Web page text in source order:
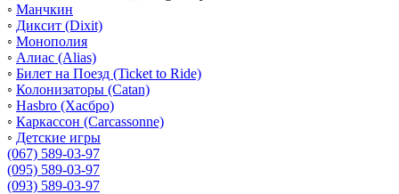
◦ Манчкин
◦ Диксит (Dixit)
◦ Монополия
◦ Алиас (Alias)
◦ Билет на Поезд (Ticket to Ride)
◦ Колонизаторы (Catan)
◦ Hasbro (Хасбро)
◦ Каркассон (Carcassonne)
◦ Детские игры
(067) 589-03-97
(095) 589-03-97
(093) 589-03-97